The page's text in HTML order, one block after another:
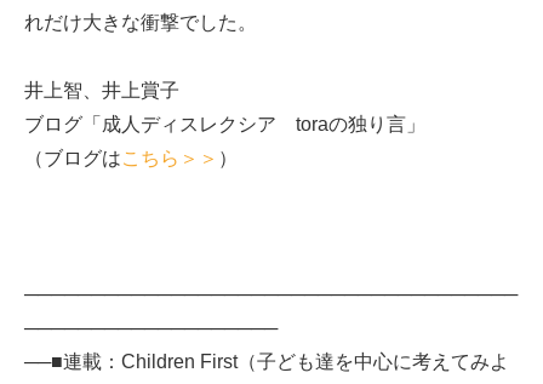
れだけ大きな衝撃でした。
井上智、井上賞子
ブログ「成人ディスレクシア toraの独り言」
（ブログはこちら＞＞ ）
─────────────────────────────────────
───────────────────
──■連載：Children First（子ども達を中心に考えてみよ